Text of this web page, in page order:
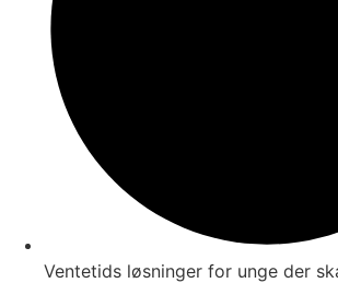
Ventetids løsninger for unge der